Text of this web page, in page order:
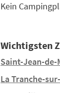
Kein
Wichtigsten
Saint-Jean-de-
La Tranche-